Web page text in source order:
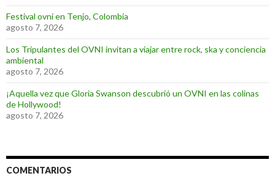
Festival ovni en Tenjo, Colombia
agosto 7, 2026
Los Tripulantes del OVNI invitan a viajar entre rock, ska y conciencia
ambiental
agosto 7, 2026
¡Aquella vez que Gloria Swanson descubrió un OVNI en las colinas
de Hollywood!
agosto 7, 2026
COMENTARIOS